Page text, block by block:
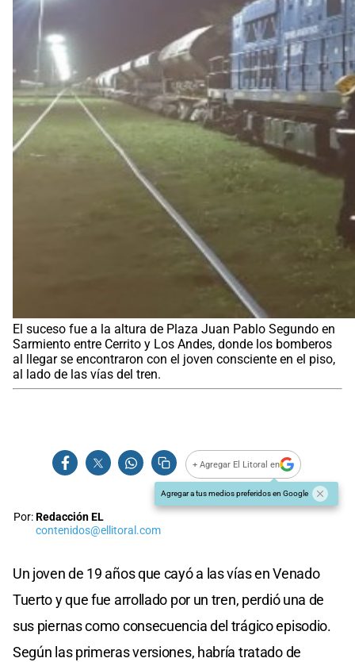
El suceso fue a la altura de Plaza Juan Pablo Segundo en
Sarmiento entre Cerrito y Los Andes, donde los bomberos
al llegar se encontraron con el joven consciente en el piso,
al lado de las vías del tren.
+ Agregar El Litoral en
Agregar a tus medios preferidos en Google
Por:Redacción EL
contenidos@ellitoral.com
Un joven de 19 años que cayó a las vías en Venado
Tuerto y que fue arrollado por un tren, perdió una de
sus piernas como consecuencia del trágico episodio.
Según las primeras versiones, habría tratado de